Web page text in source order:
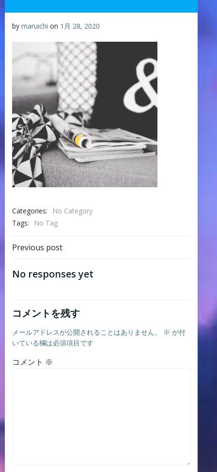
by maruichi on 1月 28, 2020
Categories:
No Category
Tags:
No Tag
Post
navigation
Previous post
No responses yet
コメントを残す
メールアドレスが公開されることはありません。 ※ が付
いている欄は必須項目です
コメント ※